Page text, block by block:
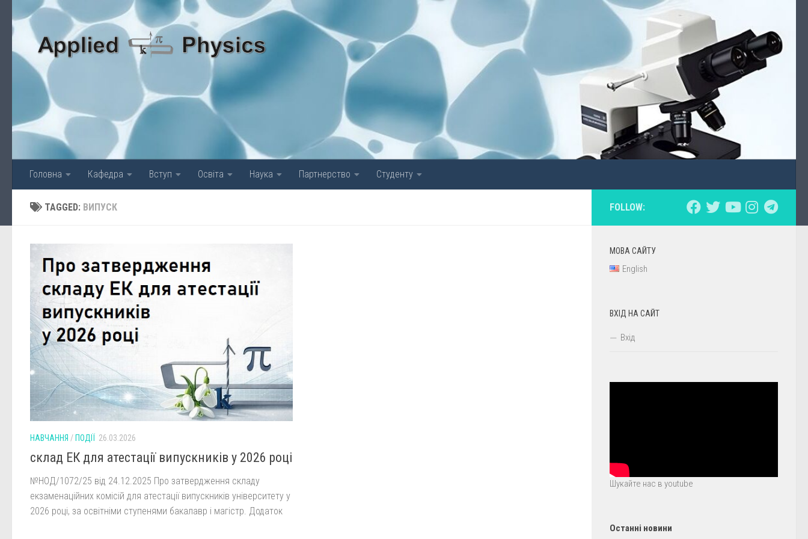
Skip to content
Головна Кафедра Вступ Освіта Наука Партнерство Студенту
TAGGED: ВИПУСК
НАВЧАННЯ / ПОДІЇ 26.03.2026
склад ЕК для атестації випускників у 2026 році
№НОД/1072/25 від 24.12.2025 Про затвердження складу
екзаменаційних комісій для атестації випускників університету у
2026 році, за освітніми ступенями бакалавр і магістр. Додаток
FOLLOW:
МОВА САЙТУ
English
ВХІД НА САЙТ
Вхід
Шукайте нас в youtube
Останні новини